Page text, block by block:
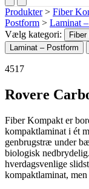
Produkter > Fiber
Postform > Laminat
Vælg kategori:
Laminat – Postform
4517
Rovere
Fiber Kompakt er
kompaktlaminat i ét
genbrugstræ under
biologisk
hverdagsvenlige
kompaktlaminat,